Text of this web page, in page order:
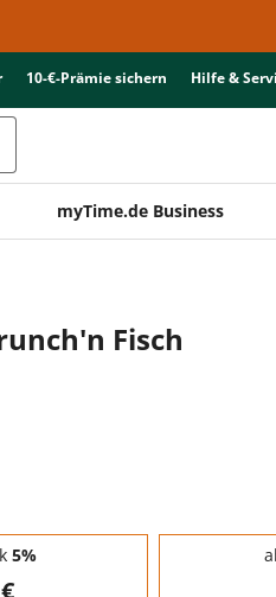
10-€-Prämie sichern Hilfe &
myTime.de Business
Fisch
5%